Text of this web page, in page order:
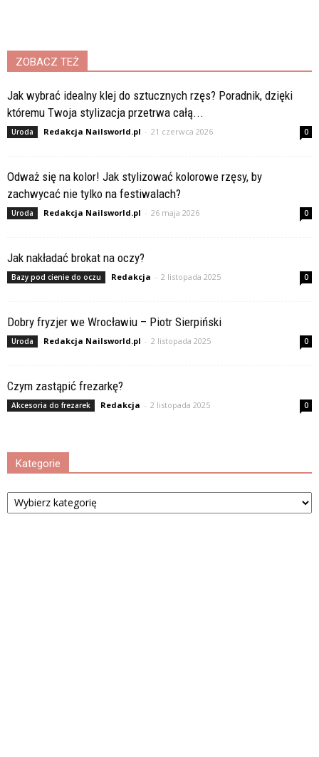
ZOBACZ TEŻ
Jak wybrać idealny klej do sztucznych rzęs? Poradnik, dzięki
któremu Twoja stylizacja przetrwa całą...
Uroda Redakcja Nailsworld.pl - 21 czerwca 2026 0
Odważ się na kolor! Jak stylizować kolorowe rzęsy, by
zachwycać nie tylko na festiwalach?
Uroda Redakcja Nailsworld.pl - 26 maja 2026 0
Jak nakładać brokat na oczy?
Bazy pod cienie do oczu Redakcja - 2 listopada 2025 0
Dobry fryzjer we Wrocławiu – Piotr Sierpiński
Uroda Redakcja Nailsworld.pl - 2 listopada 2025 0
Czym zastąpić frezarkę?
Akcesoria do frezarek Redakcja - 2 listopada 2025 0
Kategorie
Kategorie